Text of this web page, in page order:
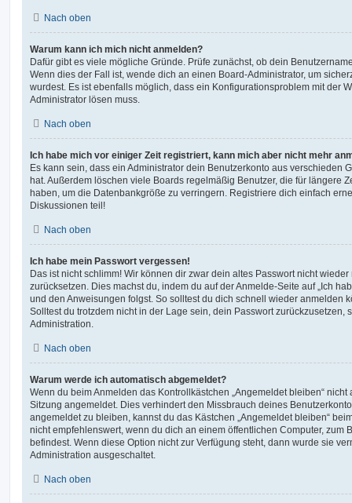
Nach oben
Warum kann ich mich nicht anmelden?
Dafür gibt es viele mögliche Gründe. Prüfe zunächst, ob dein
Wenn dies der Fall ist, wende dich an einen Board-Administrator, um
wurdest. Es ist ebenfalls möglich, dass ein Konfigurationsproblem mit der
Administrator lösen muss.
Nach oben
Ich habe mich vor einiger Zeit registriert, kann mich aber nicht mehr
Es kann sein, dass ein Administrator dein Benutzerkonto aus verschieden
hat. Außerdem löschen viele Boards regelmäßig Benutzer, die für längere
haben, um die Datenbankgröße zu verringern. Registriere dich einfach
Diskussionen teil!
Nach oben
Ich habe mein Passwort vergessen!
Das ist nicht schlimm! Wir können dir zwar dein altes Passwort nicht
zurücksetzen. Dies machst du, indem du auf der Anmelde-Seite auf „Ich
und den Anweisungen folgst. So solltest du dich schnell wieder anmelden
Solltest du trotzdem nicht in der Lage sein, dein Passwort zurückzusetzen,
Administration.
Nach oben
Warum werde ich automatisch abgemeldet?
Wenn du beim Anmelden das Kontrollkästchen „Angemeldet bleiben“
Sitzung angemeldet. Dies verhindert den Missbrauch deines
angemeldet zu bleiben, kannst du das Kästchen „Angemeldet bleiben“
nicht empfehlenswert, wenn du dich an einem öffentlichen Computer, zum
befindest. Wenn diese Option nicht zur Verfügung steht, dann wurde sie
Administration ausgeschaltet.
Nach oben